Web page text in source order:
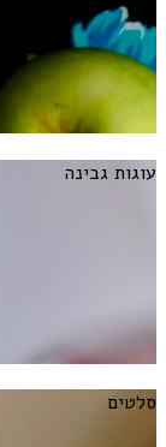
עוגות גבינה
סלטים